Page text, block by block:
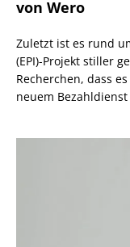
von Wero
Zuletzt ist es rund
(EPI)-Projekt stiller
Recherchen, dass
neuem Bezahldienst